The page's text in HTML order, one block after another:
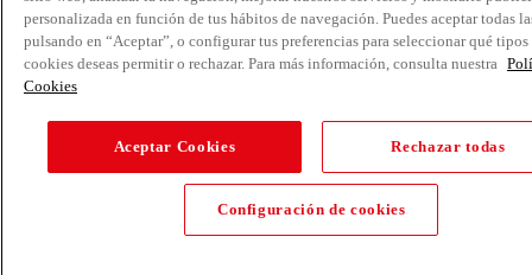
personalizada en función de tus hábitos de navegación. Puedes aceptar todas
pulsando en “Aceptar”, o configurar tus preferencias para seleccionar qué tipos
cookies deseas permitir o rechazar. Para más información, consulta nuestra
Cookies
Aceptar Cookies Rechazar todas
Configuración de cookies